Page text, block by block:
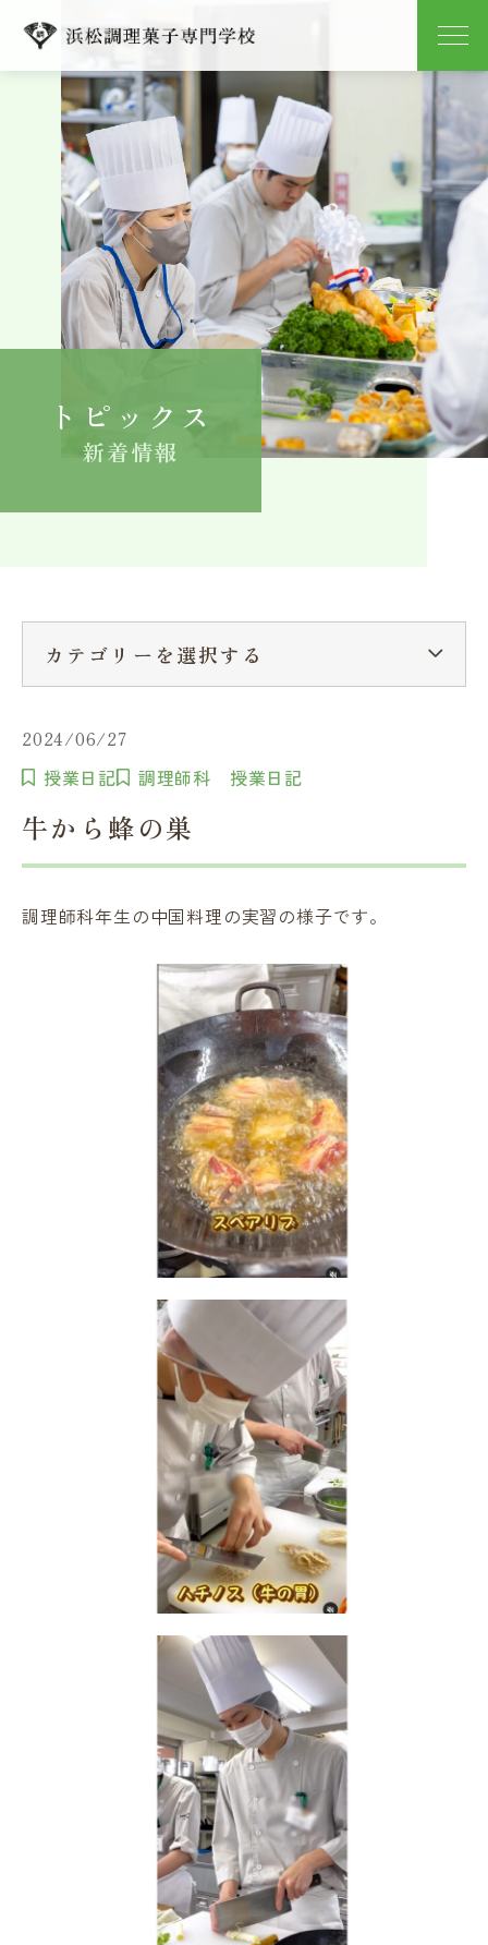
学校紹介
学科紹介
キャンパスライフ
就職
よくある質問
卒業生の方へ在学生へ一般の方へ（教室・講習会）
トピックス
新着情報
2024/06/27
授業日記 調理師科 授業日記
牛から蜂の巣
調理師科年生の中国料理の実習の様子です。
カテゴリーを選択する